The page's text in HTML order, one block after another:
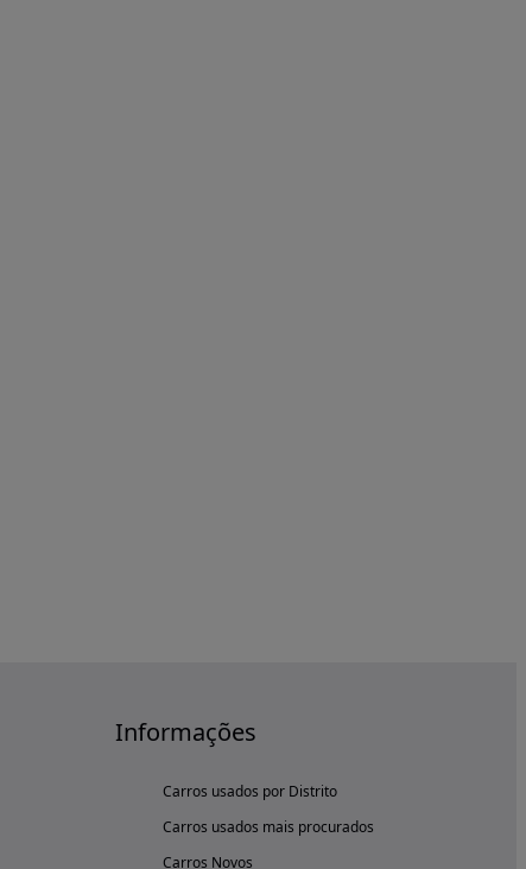
Informações
Carros usados por Distrito
Carros usados mais procurados
Carros Novos